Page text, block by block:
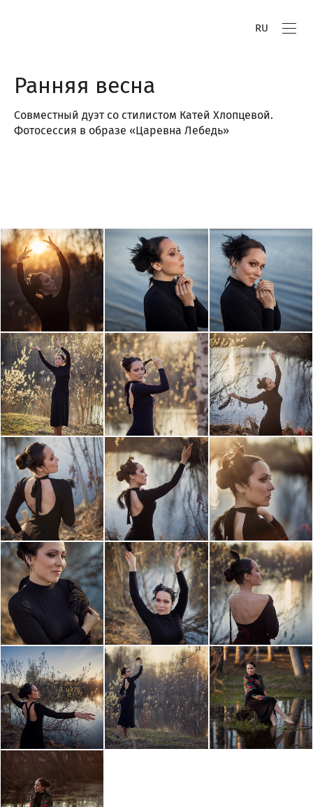
RU
Ранняя весна
Совместный дуэт со стилистом Катей Хлопцевой.
Фотосессия в образе «Царевна Лебедь»